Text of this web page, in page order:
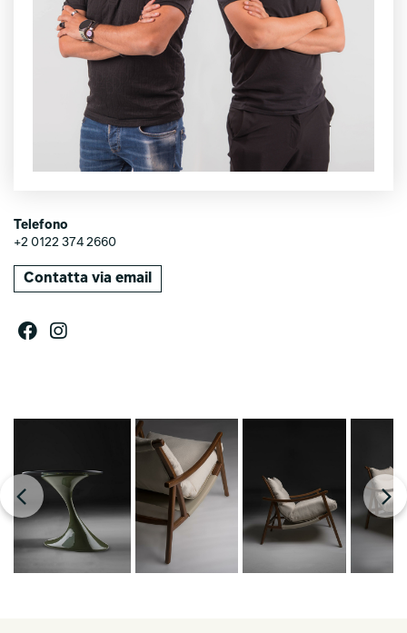
Telefono
+2 0122 374 2660
Contatta via email